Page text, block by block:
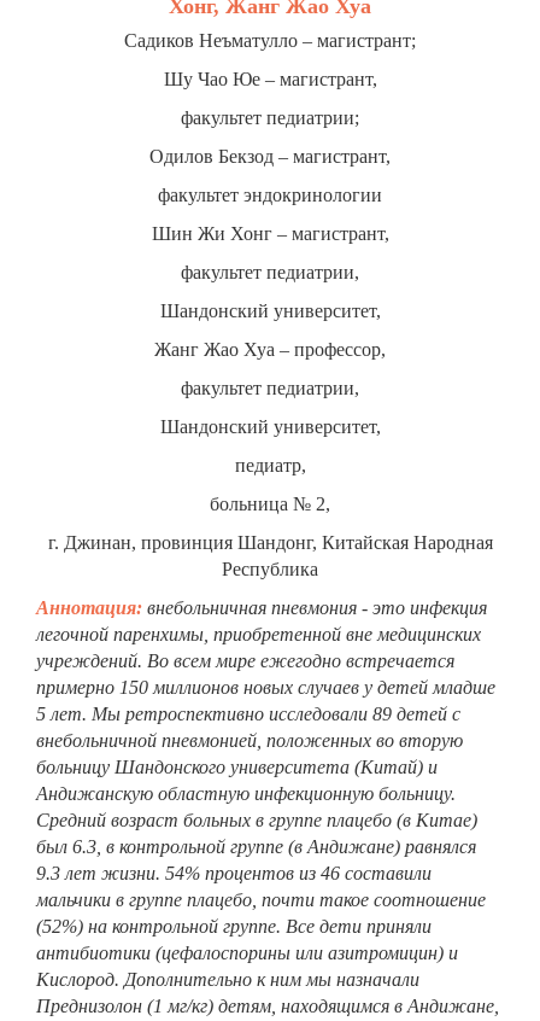
Хонг, Жанг Жао Хуа
Садиков Неъматулло – магистрант;
Шу Чао Юе – магистрант,
факультет педиатрии;
Одилов Бекзод – магистрант,
факультет эндокринологии
Шин Жи Хонг – магистрант,
факультет педиатрии,
Шандонский университет,
Жанг Жао Хуа – профессор,
факультет педиатрии,
Шандонский университет,
педиатр,
больница № 2,
г. Джинан, провинция Шандонг, Китайская Народная
Республика
Аннотация: внебольничная пневмония - это инфекция
легочной паренхимы, приобретенной вне медицинских
учреждений. Во всем мире ежегодно встречается
примерно 150 миллионов новых случаев у детей младше
5 лет. Мы ретроспективно исследовали 89 детей с
внебольничной пневмонией, положенных во вторую
больницу Шандонского университета (Китай) и
Андижанскую областную инфекционную больницу.
Средний возраст больных в группе плацебо (в Китае)
был 6.3, в контрольной группе (в Андижане) равнялся
9.3 лет жизни. 54% процентов из 46 составили
мальчики в группе плацебо, почти такое соотношение
(52%) на контрольной группе. Все дети приняли
антибиотики (цефалоспорины или азитромицин) и
Кислород. Дополнительно к ним мы назначали
Преднизолон (1 мг/кг) детям, находящимся в Андижане,